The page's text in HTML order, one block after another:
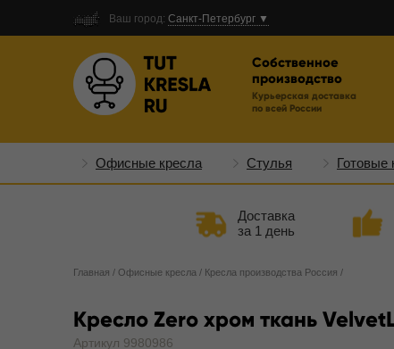
Ваш город: Санкт-Петербург ▼
Собственное
производство
Курьерская доставка
по всей России
Офисные кресла Стулья Готовые
Доставка
за 1 день
Главная / Офисные кресла / Кресла производства Россия /
Кресло Zero хром ткань
Артикул 9980986